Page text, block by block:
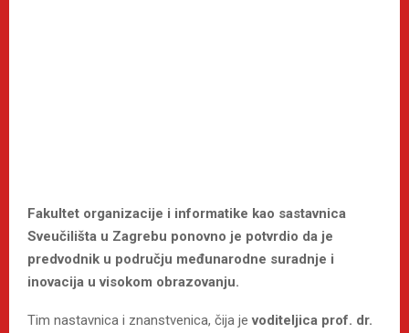
Fakultet organizacije i informatike kao sastavnica
Sveučilišta u Zagrebu ponovno je potvrdio da je
predvodnik u području međunarodne suradnje i
inovacija u visokom obrazovanju.
Tim nastavnica i znanstvenica, čija jevoditeljica prof. dr.